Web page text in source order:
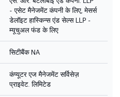
- एसेट मैनेजमेंट कंपनी के लिए, मेसर्स
डेलॉइट हास्किन्स एंड सेल्स LLP -
म्यूचुअल फंड के लिए
सिटीबैंक NA
कंप्यूटर एज मैनेजमेंट सर्विसेज़
प्राइवेट. लिमिटेड